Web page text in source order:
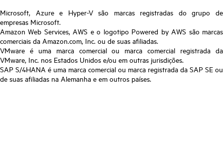
Microsoft, Azure e Hyper-V são marcas registradas do grupo de
empresas Microsoft.
Amazon Web Services, AWS e o logotipo Powered by AWS são marcas
comerciais da Amazon.com, Inc. ou de suas afiliadas.
VMware é uma marca comercial ou marca comercial registrada da
VMware, Inc. nos Estados Unidos e/ou em outras jurisdições.
SAP S/4HANA é uma marca comercial ou marca registrada da SAP SE ou
de suas afiliadas na Alemanha e em outros países.